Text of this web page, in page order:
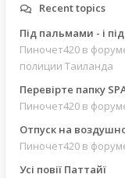
Recent topics
Під пальмами - і
Пиночет420 в
полиции Таиланда
Перевірте папку
Пиночет420 в
Отпуск на
Пиночет420 в
Усі повії Паттайї